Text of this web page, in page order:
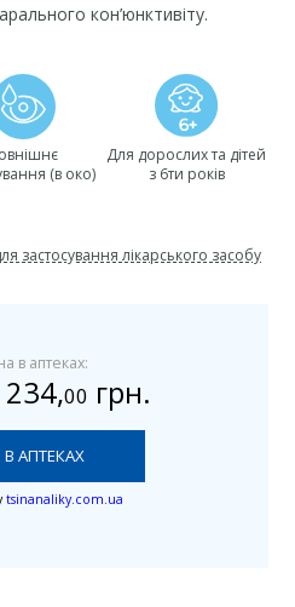
кон’юнктивіту.
(в око)
Для дорослих та дітей
з 6ти років
застосування лікарського засобу
в аптеках:
234,00 грн.
В АПТЕКАХ
tsinanaliky.com.ua